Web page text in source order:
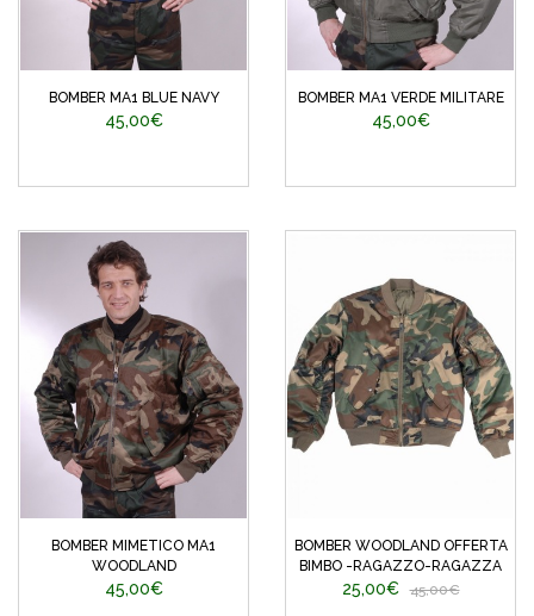
BOMBER MA1 BLUE NAVY
45,00€
BOMBER MA1 VERDE MILITARE
45,00€
BOMBER MIMETICO MA1
WOODLAND
45,00€
BOMBER WOODLAND OFFERTA
BIMBO -RAGAZZO-RAGAZZA
25,00€ 45,00€